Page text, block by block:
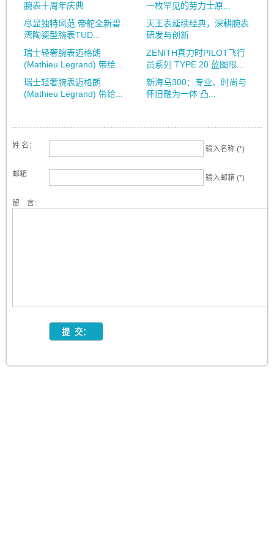
腕表十周年庆典
一枚罕见的劳力士原...
尽显独特风范 帝舵全新碧
湾陶瓷型腕表TUD...
天王表延续经典，深耕腕表
研发与创新
瑞士轻奢腕表迈格朗
(Mathieu Legrand) 带给...
ZENITH真力时PILOT飞行
员系列 TYPE 20 蓝图限...
瑞士轻奢腕表迈格朗
(Mathieu Legrand) 带给...
新海马300：专业、时尚与
怀旧融为一体 凸...
姓 名： 输入名称 (*)
邮箱 输入邮箱 (*)
留 言: